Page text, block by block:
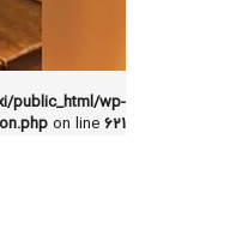
public_html/wp-
on line 621